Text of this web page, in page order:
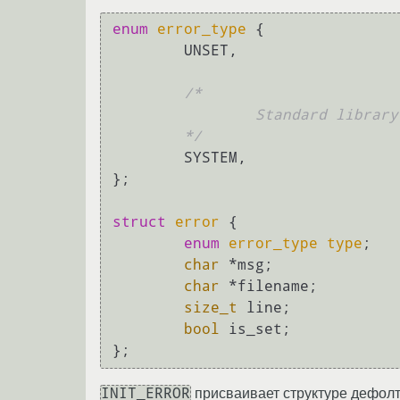
enum error_type {
/*
        */
};
struct error {
enum
error_type type ;
char *msg;
char *filename;
size_t
line;
bool is_set;
INIT_ERROR присваивает структуре